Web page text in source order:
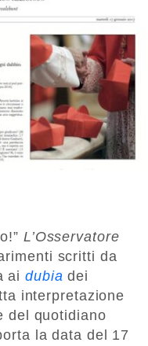
L’Osservatore
scritti da
aidubia dei
interpretazione
del quotidiano
la data del 17